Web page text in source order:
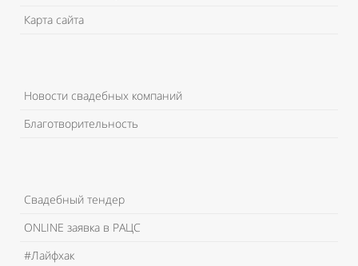
Карта сайта
Новости свадебных компаний
Благотворительность
Свадебный тендер
ONLINE заявка в РАЦС
#Лайфхак